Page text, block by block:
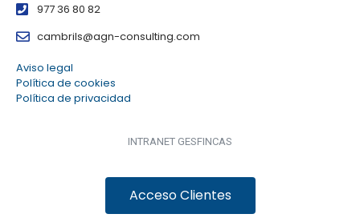
977 36 80 82
cambrils@agn-consulting.com
Aviso legal
Política de cookies
Política de privacidad
INTRANET GESFINCAS
Acceso Clientes